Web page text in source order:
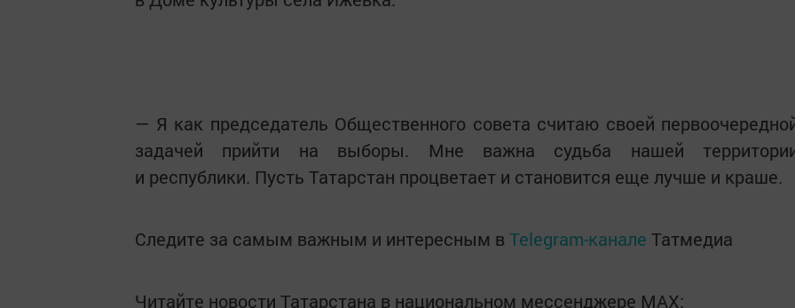
— Я как председатель Общественного совета считаю своей
задачей прийти на выборы. Мне важна судьба нашей
и республики. Пусть Татарстан процветает и становится еще лучше и краше.
Следите за самым важным и интересным в Telegram-канале Татмедиа
Читайте новости Татарстана в национальном мессенджере MАХ: